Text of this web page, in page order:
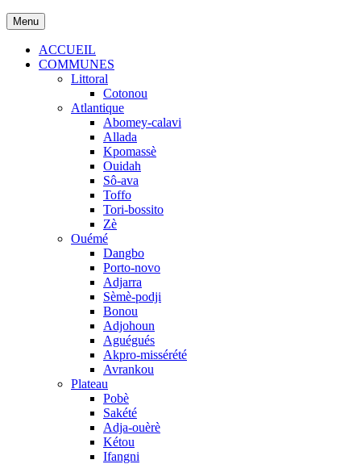
Menu
ACCUEIL
COMMUNES
Littoral
Cotonou
Atlantique
Abomey-calavi
Allada
Kpomassè
Ouidah
Sô-ava
Toffo
Tori-bossito
Zè
Ouémé
Dangbo
Porto-novo
Adjarra
Sèmè-podji
Bonou
Adjohoun
Aguégués
Akpro-missérété
Avrankou
Plateau
Pobè
Sakété
Adja-ouèrè
Kétou
Ifangni